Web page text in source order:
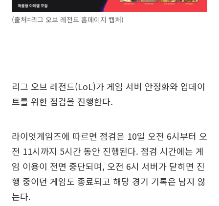
(출처=리그 오브 레전드 홈페이지 캡처)
리그 오브 레전드(LoL)가 게임 서버 안정화와 업데이
트를 위한 점검을 진행한다.
라이엇게임즈에 따르면 점검은 10일 오전 6시부터 오
전 11시까지 5시간 동안 진행된다. 점검 시간에는 게
임 이용이 전면 중단되며, 오전 6시 서버가 닫히면 진
행 중이던 게임도 종료되고 해당 경기 기록은 남지 않
는다.